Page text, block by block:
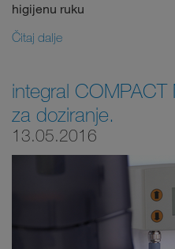
higijenu ruku
Čitaj dalje
integral
za doziranje.
13.05.2016